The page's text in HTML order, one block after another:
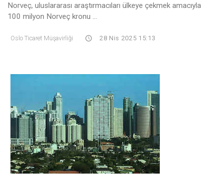
Norveç, uluslararası araştırmacıları ülkeye çekmek amacıyla
100 milyon Norveç kronu ...
Oslo Ticaret Müşavirliği 28 Nis 2025 15:13